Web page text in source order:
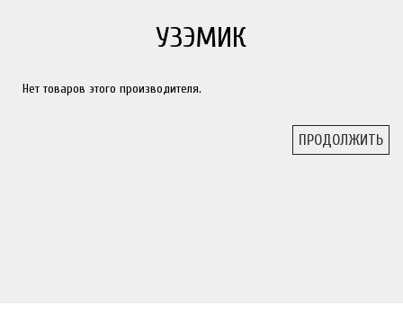
УЗЭМИК
Нет товаров этого производителя.
ПРОДОЛЖИТЬ